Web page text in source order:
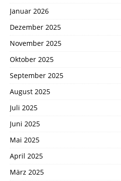
Januar 2026
Dezember 2025
November 2025
Oktober 2025
September 2025
August 2025
Juli 2025
Juni 2025
Mai 2025
April 2025
März 2025